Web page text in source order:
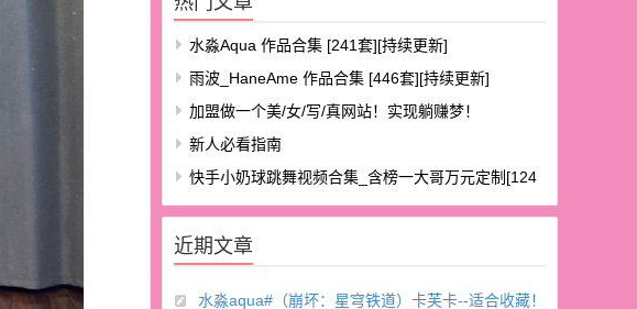
水淼aqua 作品合集 [241套][持续更新]
雨波_HaneAme 作品合集 [446套][持续更新]
加盟做一个美/女/写/真网站！实现躺赚梦！
新人必看指南
快手小奶球跳舞视频合集_含榜一大哥万元定制[124
V/8.48G]
近期文章
水淼aqua#（崩坏：星穹铁道）卡芙卡--适合收藏！